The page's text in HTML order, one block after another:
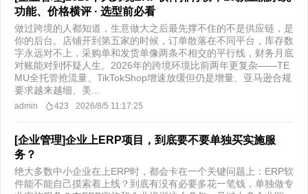
功能、价格横评 · 选型前必看
做过跨境的人都知道，生意做大之后最先撑不住的不是供应链，是
你的后台。店铺开到第五家的时候，订单散落在不同平台，库存数
字永远对不上，采购单和发货单像两条不相交的平行线，财务月底
对账能对到怀疑人生。2026年的跨境环境比前两年更复杂——TE
MU全托管抢流量、TikTokShop增速放缓但仍是增量、亚马逊合规
要求越来越细、美...
admin 423 2026/8/5 11:17:25
[企业管理]企业上ERP项目，到底要不要单独买实施服
务？
绝大多数中小企业在上ERP时，都会卡在一个关键问题上：ERP软
件能不能自己摸索着上线？到底有没有必要多花一笔钱，单独做专